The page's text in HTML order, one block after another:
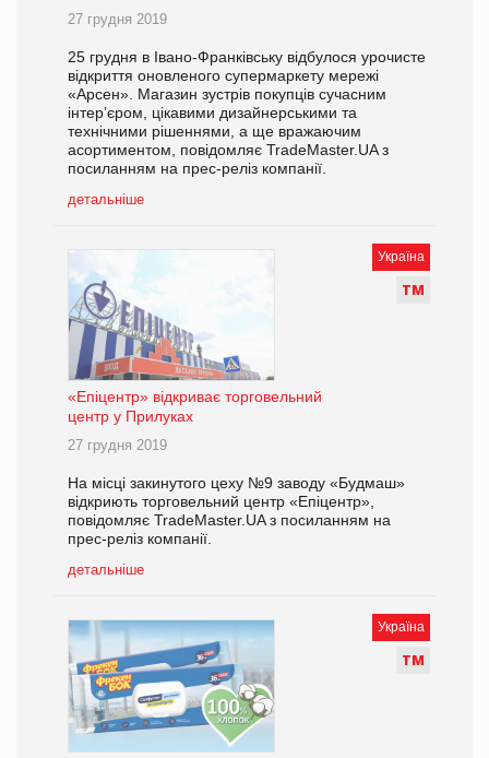
27 грудня 2019
25 грудня в Івано-Франківську відбулося урочисте
відкриття оновленого супермаркету мережі
«Арсен». Магазин зустрів покупців сучасним
інтер’єром, цікавими дизайнерськими та
технічними рішеннями, а ще вражаючим
асортиментом, повідомляє TradeMaster.UA з
посиланням на прес-реліз компанії.
детальніше
Україна
ТМ
«Епіцентр» відкриває торговельний
центр у Прилуках
27 грудня 2019
На місці закинутого цеху №9 заводу «Будмаш»
відкриють торговельний центр «Епіцентр»,
повідомляє TradeMaster.UA з посиланням на
прес-реліз компанії.
детальніше
Україна
ТМ